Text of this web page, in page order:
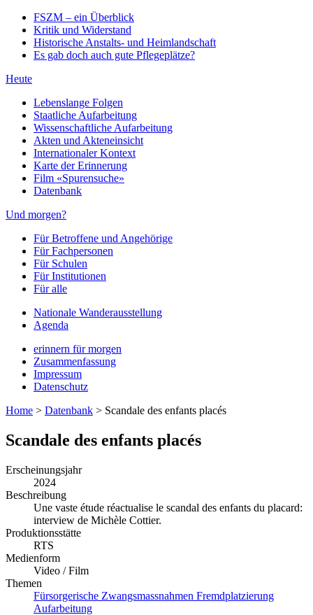
FSZM – ein Überblick
Kritik und Widerstand
Historische Anstalts- und Heimlandschaft
Es gab doch auch gute Pflegeplätze?
Heute
Lebenslange Folgen
Staatliche Aufarbeitung
Wissenschaftliche Aufarbeitung
Akten und Akteneinsicht
Internationaler Kontext
Karte der Erinnerung
Film «Spurensuche»
Datenbank
Und morgen?
Für Betroffene und Angehörige
Für Fachpersonen
Für Schulen
Für Institutionen
Für alle
Nationale Wanderausstellung
Agenda
erinnern für morgen
Zusammenfassung
Impressum
Datenschutz
Home > Datenbank > Scandale des enfants placés
Scandale des enfants placés
Erscheinungsjahr
2024
Beschreibung
Une vaste étude réactualise le scandal des enfants du placard:
interview de Michèle Cottier.
Produktionsstätte
RTS
Medienform
Video / Film
Themen
Fürsorgerische Zwangsmassnahmen Fremdplatzierung
Aufarbeitung